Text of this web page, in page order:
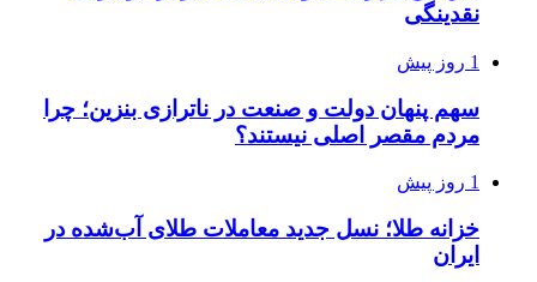
نقدینگی
1 روز پیش
سهم پنهان دولت و صنعت در ناترازی بنزین؛ چرا
مردم مقصر اصلی نیستند؟
1 روز پیش
خزانه طلا؛ نسل جدید معاملات طلای آب‌شده در
ایران